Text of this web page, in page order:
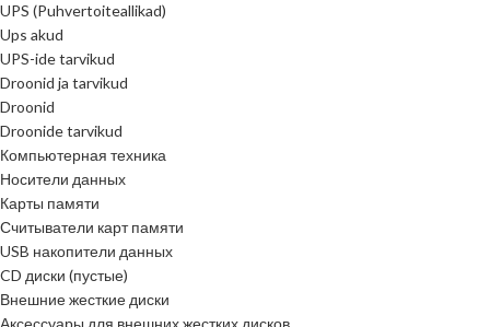
UPS (Puhvertoiteallikad)
Ups akud
UPS-ide tarvikud
Droonid ja tarvikud
Droonid
Droonide tarvikud
Компьютерная техника
Носители данных
Карты памяти
Считыватели карт памяти
USB накопители данных
CD диски (пустые)
Внешние жесткие диски
Аксессуары для внешних жестких дисков